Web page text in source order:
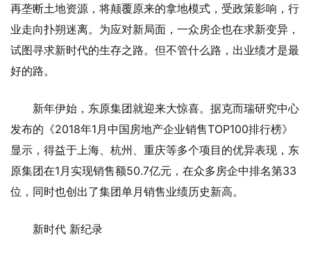
再垄断土地资源，将颠覆原来的拿地模式，受政策影响，行
业走向扑朔迷离。为应对新局面，一众房企也在求新变异，
试图寻求新时代的生存之路。但不管什么路，出业绩才是最
好的路。
新年伊始，东原集团就迎来大惊喜。据克而瑞研究中心
发布的《2018年1月中国房地产企业销售TOP100排行榜》
显示，得益于上海、杭州、重庆等多个项目的优异表现，东
原集团在1月实现销售额50.7亿元，在众多房企中排名第33
位，同时也创出了集团单月销售业绩历史新高。
新时代 新纪录